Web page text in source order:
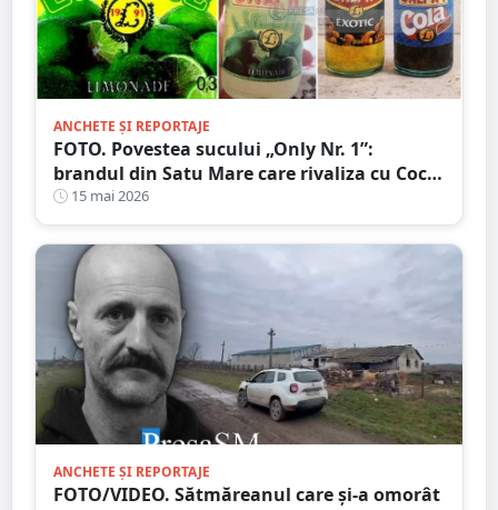
ANCHETE ȘI REPORTAJE
FOTO. Povestea sucului „Only Nr. 1”:
brandul din Satu Mare care rivaliza cu Coca-
Cola și Pepsi
15 mai 2026
ANCHETE ȘI REPORTAJE
FOTO/VIDEO. Sătmăreanul care și-a omorât